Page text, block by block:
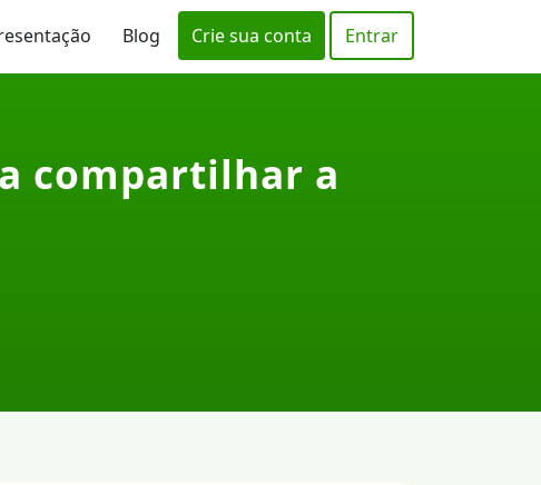
Blog Crie sua conta Entrar
compartilhar a